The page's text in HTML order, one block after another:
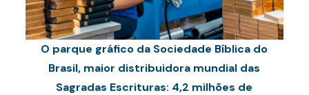
O parque gráfico da Sociedade Bíblica do
Brasil, maior distribuidora mundial das
Sagradas Escrituras: 4,2 milhões de